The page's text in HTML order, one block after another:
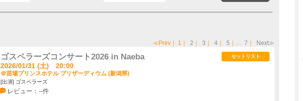
≪Prev ｜ 1 ｜ 2 ｜ 3 ｜ 4 ｜ 5 ｜… 7 ｜ Next≫
ゴスペラーズコンサート2026 in Naeba
2026/01/31 (土) 20:00
＠苗場プリンスホテル ブリザーディウム (新潟県)
[出演] ゴスペラーズ
レビュー：--件
セットリスト